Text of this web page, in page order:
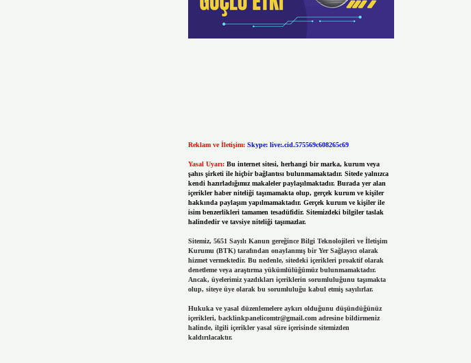
Reklam ve İletişim: Skype: live:.cid.575569c608265c69
Yasal Uyarı: Bu internet sitesi, herhangi bir marka, kurum veya
şahıs şirketi ile hiçbir bağlantısı bulunmamaktadır. Sitede yalnızca
kendi hazırladığımız makaleler paylaşılmaktadır. Burada yer alan
içerikler haber niteliği taşımamakta olup, gerçek kurum ve kişiler
hakkında paylaşım yapılmamaktadır. Gerçek kurum ve kişiler ile
isim benzerlikleri tamamen tesadüfidir. Sitemizdeki bilgiler taslak
halindedir ve tavsiye niteliği taşımazlar.
Sitemiz, 5651 Sayılı Kanun gereğince Bilgi Teknolojileri ve İletişim
Kurumu (BTK) tarafından onaylanmış bir Yer Sağlayıcı olarak
hizmet vermektedir. Bu nedenle, sitedeki içerikleri proaktif olarak
denetleme veya araştırma yükümlülüğümüz bulunmamaktadır.
Ancak, üyelerimiz yazdıkları içeriklerin sorumluluğunu taşımakta
olup, siteye üye olarak bu sorumluluğu kabul etmiş sayılırlar.
Hukuka ve yasal düzenlemelere aykırı olduğunu düşündüğünüz
içerikleri, backlinkpanelicomtr@gmail.comadresine bildirmeniz
halinde, ilgili içerikler yasal süre içerisinde sitemizden
kaldırılacaktır.